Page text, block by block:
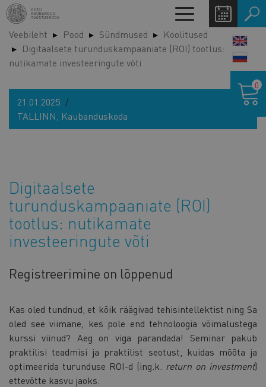
Liigu
edasi
põhisisu
juurde
Toggle
navigation
Veebileht Pood Sündmused
Koolitused
Digitaalsete turunduskampaaniate (ROI) tootlus:
nutikamate investeeringute võti
21.01.2025
TALLINN, Kaubanduskoda
Digitaalsete
turunduskampaaniate (ROI)
tootlus: nutikamate
investeeringute võti
Registreerimine on lõppenud
Kas oled tundnud, et kõik räägivad tehisintellektist ning Sa
oled see viimane, kes pole end tehnoloogia võimalustega
kurssi viinud? Aeg on viga parandada! Seminar pakub
praktilisi teadmisi ja praktilist seotust, kuidas mõõta ja
optimeerida turunduse ROI-d (ing.k. return on investment)
ettevõtte kasvu jaoks.
0